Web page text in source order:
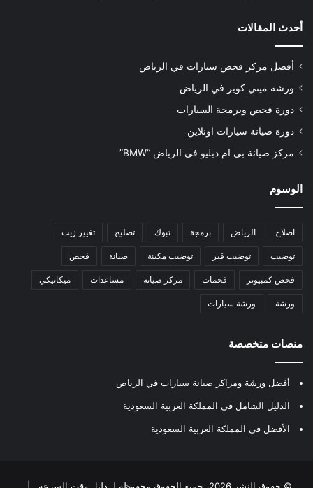
أحدث المقالات
أفضل مركز فحص سيارات في الرياض
ورشة ميني كوبر في الرياض
دورة فحص وبرمجة السيارات
دورة صيانة سيارات اونلاين
مركز صيانة بي ام دبليو في الرياض “BMW”
الوسوم
اصلاح الرياض برمجة تبوك تصليح تغيير زيت
توضيب توضيب قير توضيب مكينة صيانة فحص
فحص كمبيوتر فحمات مركز صيانة مساعدات ميكانيكي
ورشة ورشة سيارات
منصات متخصصة
أفضل ورشة ومراكز صيانة سيارات في الرياض
الدليل الشامل في المملكة العربية السعودية
الأفضل في المملكة العربية السعودية
© حقوق النشر 2026، جميع الحقوق محفوظة لـ دليل وقت السرعة